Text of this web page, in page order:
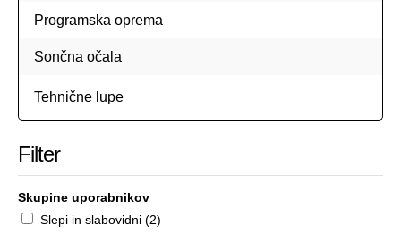
Programska oprema
Sončna očala
Tehnične lupe
Filter
Skupine uporabnikov
Slepi in slabovidni (2)